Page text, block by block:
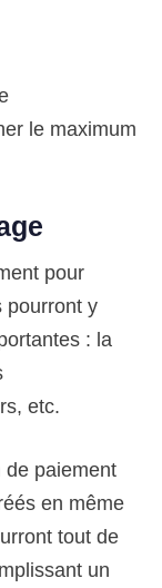
le maximum
pour
pourront y
: la
etc.
de paiement
en même
tout de
un